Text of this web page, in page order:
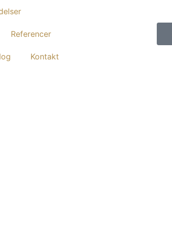
Referencer
Kontakt